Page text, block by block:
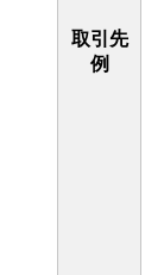
取引先
例